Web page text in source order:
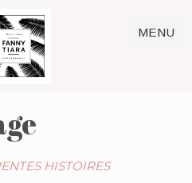
MENU
HISTOIRES